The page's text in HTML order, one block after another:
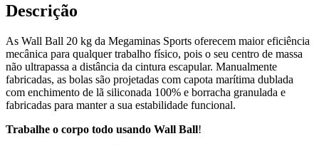
Descrição
As Wall Ball 20 kg da Megaminas Sports oferecem maior eficiência
mecânica para qualquer trabalho físico, pois o seu centro de massa
não ultrapassa a distância da cintura escapular. Manualmente
fabricadas, as bolas são projetadas com capota marítima dublada
com enchimento de lã siliconada 100% e borracha granulada e
fabricadas para manter a sua estabilidade funcional.
Trabalhe o corpo todo usando Wall Ball!